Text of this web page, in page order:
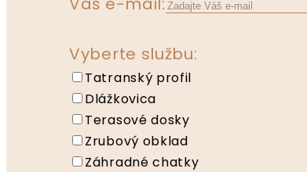
Vyberte službu:
Tatranský profil
Dlážkovica
Terasové dosky
Zrubový obklad
Záhradné chatky